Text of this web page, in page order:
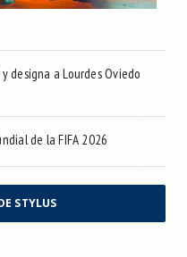
a Lourdes Oviedo
de la FIFA 2026
STYLUS